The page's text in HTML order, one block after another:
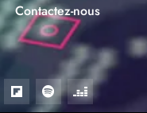
Contactez-nous